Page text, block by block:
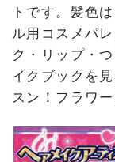
トです。髪色
ル用コスメパ
ク・リップ・
イクブックを
スン！フラワ